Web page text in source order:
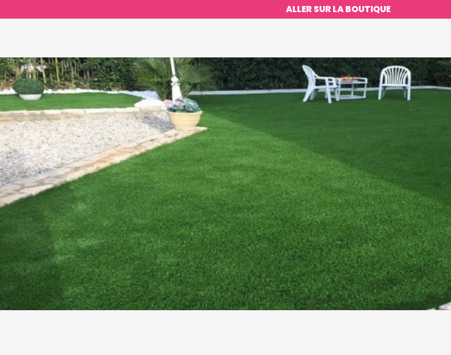
ALLER SUR LA BOUTIQUE